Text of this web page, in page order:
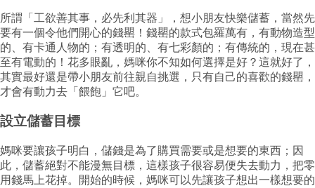
所謂「工欲善其事，必先利其器」，想小朋友快樂儲蓄，當然先
要有一個令他們開心的錢罌！錢罌的款式包羅萬有，有動物造型
的、有卡通人物的；有透明的、有七彩顏的；有傳統的，現在甚
至有電動的！花多眼亂，媽咪你不知如何選擇是好？這就好了，
其實最好還是帶小朋友前往親自挑選，只有自己的喜歡的錢罌，
才會有動力去「餵飽」它吧。
設立儲蓄目標
媽咪要讓孩子明白，儲錢是為了購買需要或是想要的東西；因
此，儲蓄絕對不能漫無目標，這樣孩子很容易便失去動力，把零
用錢馬上花掉。開始的時候，媽咪可以先讓孩子想出一樣想要的